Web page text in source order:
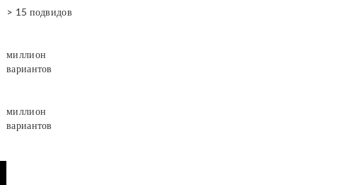
> 15 подвидов
миллион
вариантов
миллион
вариантов